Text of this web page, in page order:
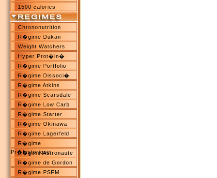
1500 calories
Chrononutrition
R�gime Dukan
Weight Watchers
Hyper Prot�in�
R�gime Portfolio
R�gime Dissoci�
R�gime Atkins
R�gime Scarsdale
R�gime Low Carb
R�gime Starter
R�gime Okinawa
R�gime Lagerfeld
R�gime
Pr�historique
R�gime Astronaute
R�gime de Gordon
R�gime PSFM